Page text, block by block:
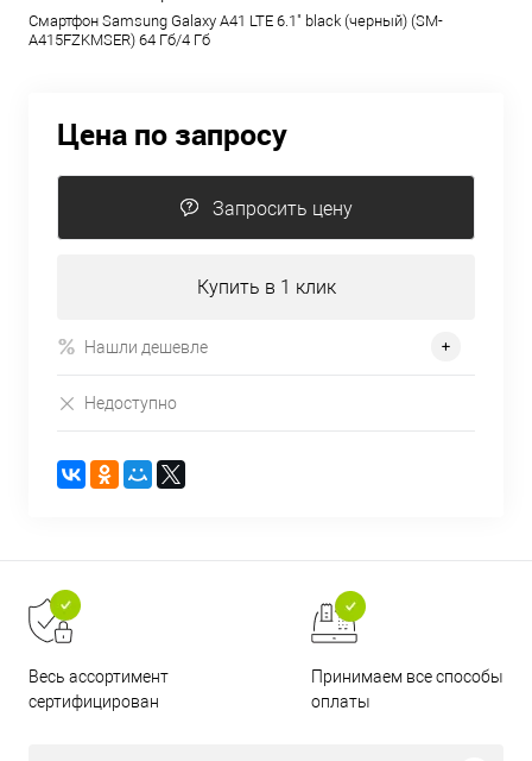
Смартфон Samsung Galaxy A41 LTE 6.1" black (черный) (SM-
A415FZKMSER) 64 Гб/4 Гб
Цена по запросу
Запросить цену
Купить в 1 клик
Нашли дешевле
Недоступно
Весь ассортимент
сертифицирован
Принимаем все способы
оплаты